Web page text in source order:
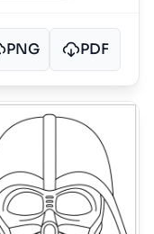
PNG PDF